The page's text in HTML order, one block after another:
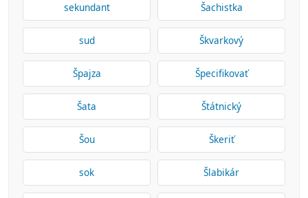
sekundant Šachistka
sud Škvarkový
Špajza Špecifikovať
Šata Štátnický
Šou Škeriť
sok Šlabikár